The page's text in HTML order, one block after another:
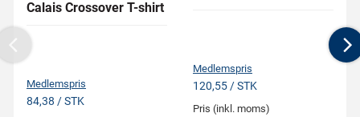
Calais Crossover T-shirt
Medlemspris
84,38 / STK
Medlemspris
120,55 / STK
Pris (inkl. moms)
Previous